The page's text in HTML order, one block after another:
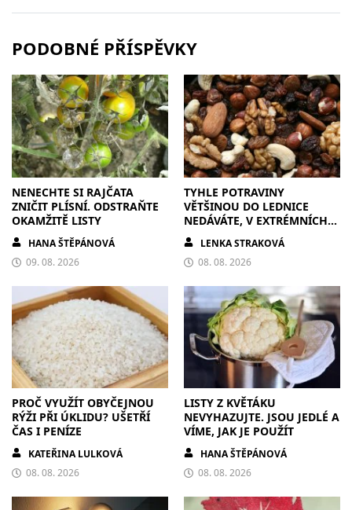
PODOBNÉ PŘÍSPĚVKY
NENECHTE SI RAJČATA
ZNIČIT PLÍSNÍ. ODSTRAŇTE
OKAMŽITĚ LISTY
HANA ŠTĚPÁNOVÁ
09. 08. 2026
TYHLE POTRAVINY
VĚTŠINOU DO LEDNICE
NEDÁVÁTE, V EXTRÉMNÍCH
VEDRECH JE TAM ALE
PŘESUŇTE
LENKA STRAKOVÁ
08. 08. 2026
PROČ VYUŽÍT OBYČEJNOU
RÝŽI PŘI ÚKLIDU? UŠETŘÍ
ČAS I PENÍZE
KATEŘINA LULKOVÁ
08. 08. 2026
LISTY Z KVĚTÁKU
NEVYHAZUJTE. JSOU JEDLÉ A
VÍME, JAK JE POUŽÍT
HANA ŠTĚPÁNOVÁ
08. 08. 2026